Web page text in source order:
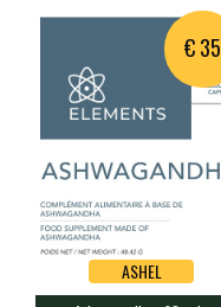
€ 35
ASHEL